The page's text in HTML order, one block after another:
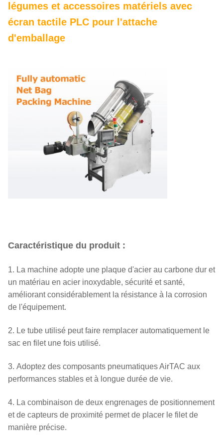
légumes et accessoires matériels avec
écran tactile PLC pour l'attache
d'emballage
Caractéristique du produit :
1. La machine adopte une plaque d'acier au carbone dur et
un matériau en acier inoxydable, sécurité et santé,
améliorant considérablement la résistance à la corrosion
de l'équipement.
2. Le tube utilisé peut faire remplacer automatiquement le
sac en filet une fois utilisé.
3. Adoptez des composants pneumatiques AirTAC aux
performances stables et à longue durée de vie.
4. La combinaison de deux engrenages de positionnement
et de capteurs de proximité permet de placer le filet de
manière précise.